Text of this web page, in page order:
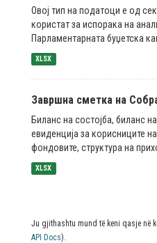
Овој тип на податоци е од
користат за испорака на
Парламентарната буџетска
XLSX
Завршна сметка на
Биланс на состојба, биланс
евиденција за корисниците
фондовите, структура на
XLSX
Ju gjithashtu mund të keni qasje në
API Docs).